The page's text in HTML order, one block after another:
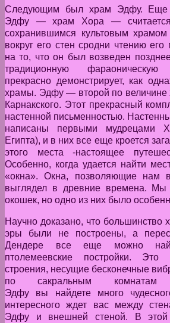
Следующим был храм Эдфу. Еще
Эдфу — храм Хора —
сохранившимся культовым
вокруг его стен сродни чтению
на то, что он был возведен
традиционную
прекрасно демонстрирует, как
храмы. Эдфу — второй по величине
Карнакского. Этот прекрасный
настенной письменностью.
написаны первыми мудрецами
Египта), и в них все еще кроется
этого места -настоящее
Особенно, когда удается найти
«окна». Окна, позволяющие нам
выглядел в древние времена. Мы
окошек, но одно из них было
Научно доказано, что большинство
эры были не построены, а
Дендере все еще можно
птолемеевские постройки. Это
строения, несущие бесконечные
по сакральным
Эдфу вы найдете много
интересного ждет вас между
Эдфу и внешней стеной. В